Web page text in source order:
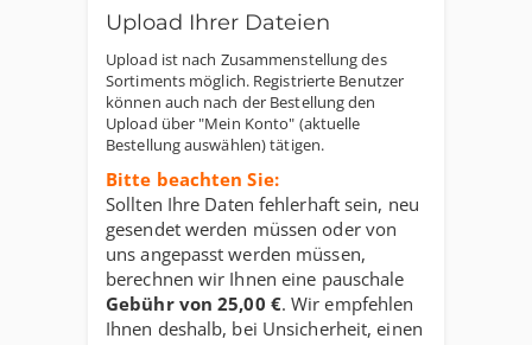
Upload Ihrer Dateien
Upload ist nach Zusammenstellung des
Sortiments möglich. Registrierte Benutzer
können auch nach der Bestellung den
Upload über "Mein Konto" (aktuelle
Bestellung auswählen) tätigen.
Bitte beachten Sie:
Sollten Ihre Daten fehlerhaft sein, neu
gesendet werden müssen oder von
uns angepasst werden müssen,
berechnen wir Ihnen eine pauschale
Gebühr von25,00 €. Wir empfehlen
Ihnen deshalb, bei Unsicherheit, einen